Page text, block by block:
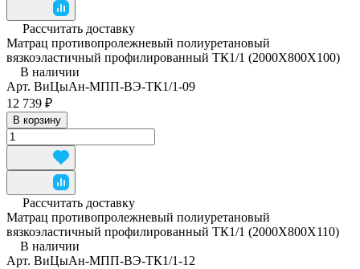
Рассчитать доставку
Матрац противопролежневый полиуретановый
вязкоэластичный профилированный ТК1/1 (2000Х800Х100)
В наличии
Арт. ВиЦыАн-МПП-ВЭ-ТК1/1-09
12 739 ₽
В корзину
Рассчитать доставку
Матрац противопролежневый полиуретановый
вязкоэластичный профилированный ТК1/1 (2000Х800Х110)
В наличии
Арт. ВиЦыАн-МПП-ВЭ-ТК1/1-12